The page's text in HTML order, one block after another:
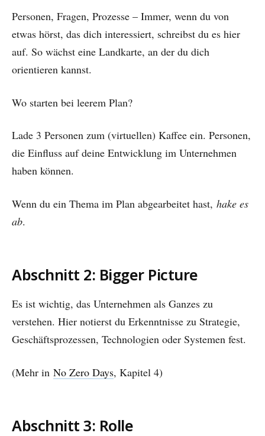
Personen, Fragen, Prozesse – Immer, wenn du von
etwas hörst, das dich interessiert, schreibst du es hier
auf. So wächst eine Landkarte, an der du dich
orientieren kannst.
Wo starten bei leerem Plan?
Lade 3 Personen zum (virtuellen) Kaffee ein. Personen,
die Einfluss auf deine Entwicklung im Unternehmen
haben können.
Wenn du ein Thema im Plan abgearbeitet hast, hake es
ab.
Abschnitt 2: Bigger Picture
Es ist wichtig, das Unternehmen als Ganzes zu
verstehen. Hier notierst du Erkenntnisse zu Strategie,
Geschäftsprozessen, Technologien oder Systemen fest.
(Mehr in No Zero Days, Kapitel 4)
Abschnitt 3: Rolle